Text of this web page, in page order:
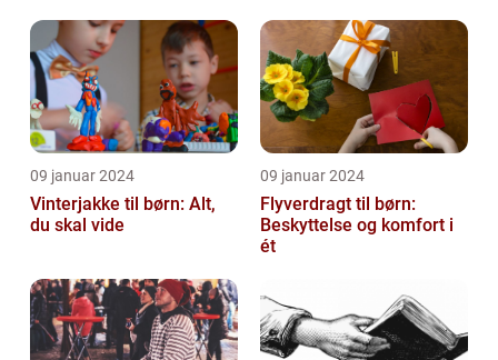
09 januar 2024
Vinterjakke til børn: Alt,
du skal vide
09 januar 2024
Flyverdragt til børn:
Beskyttelse og komfort i
ét